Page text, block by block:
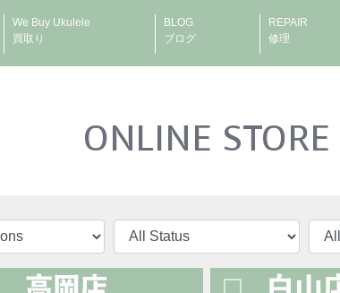
We Buy Ukulele
買取り
BLOG
ブログ
REPAIR
修理
ONLINE STORE